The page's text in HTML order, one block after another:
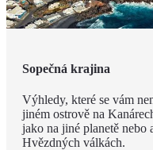
Sopečná krajina
Výhledy, které se vám
jiném ostrově na
jako na jiné planetě nebo
Hvězdných válkách.